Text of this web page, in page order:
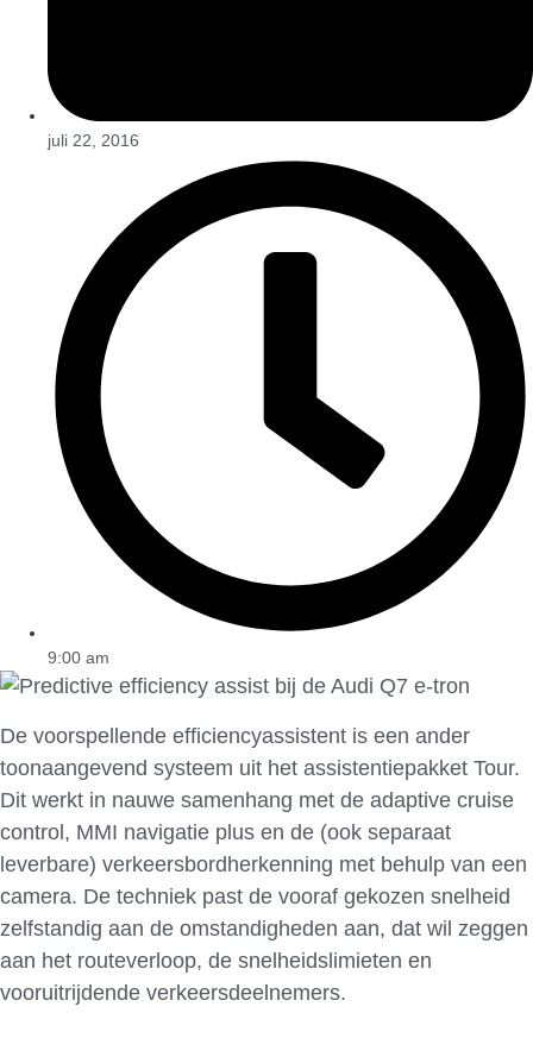
juli 22, 2016
9:00 am
De voorspellende efficiencyassistent is een ander
toonaangevend systeem uit het assistentiepakket Tour.
Dit werkt in nauwe samenhang met de adaptive cruise
control, MMI navigatie plus en de (ook separaat
leverbare) verkeersbordherkenning met behulp van een
camera. De techniek past de vooraf gekozen snelheid
zelfstandig aan de omstandigheden aan, dat wil zeggen
aan het routeverloop, de snelheidslimieten en
vooruitrijdende verkeersdeelnemers.